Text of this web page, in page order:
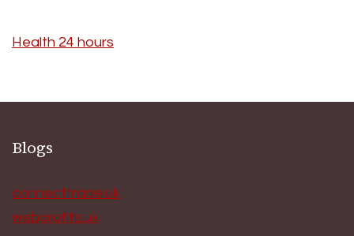
Health 24 hours
Blogs
connecttrade.uk
webprofits.uk